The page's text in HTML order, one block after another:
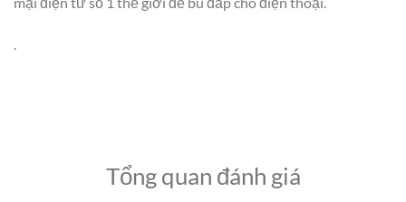
.
Tổng quan đánh giá